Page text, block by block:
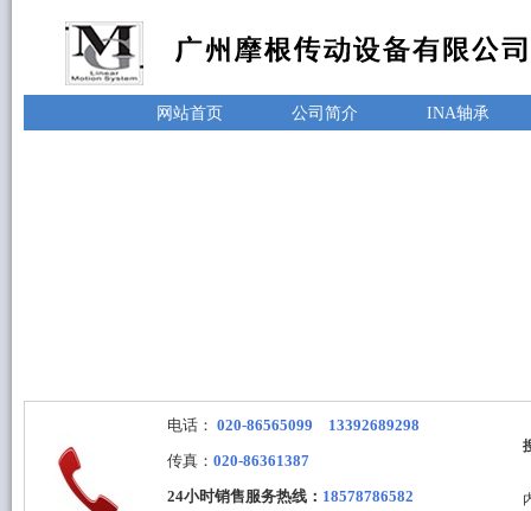
网站首页 公司简介 INA轴承
电话： 020-86565099 13392689298
传真： 020-86361387
24小时销售服务热线： 18578786582